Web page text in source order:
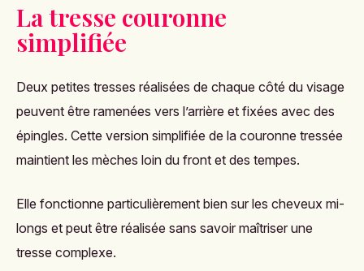
La tresse couronne
simplifiée
Deux petites tresses réalisées de chaque côté du visage
peuvent être ramenées vers l’arrière et fixées avec des
épingles. Cette version simplifiée de la couronne tressée
maintient les mèches loin du front et des tempes.
Elle fonctionne particulièrement bien sur les cheveux mi-
longs et peut être réalisée sans savoir maîtriser une
tresse complexe.